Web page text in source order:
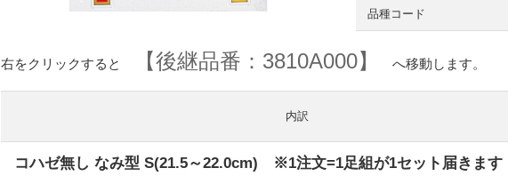
品種コード
右をクリックすると 【後継品番：3810A000】 へ移動します。
内訳
コハゼ無し なみ型 S(21.5～22.0cm) ※1注文=1足組が1セット届きます